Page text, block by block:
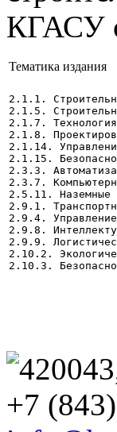
КГАСУ
Тематика издания
2.1.1.
2.1.5.
2.1.7.
2.1.8.
2.1.14.
2.1.15.
2.3.3.
2.3.7.
2.5.11. Наземные
2.9.1.
2.9.4.
2.9.8.
2.9.9.
2.10.2.
2.10.3.
+7